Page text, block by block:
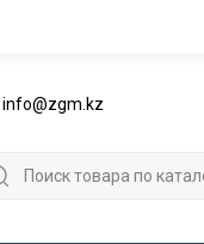
info@zgm.kz